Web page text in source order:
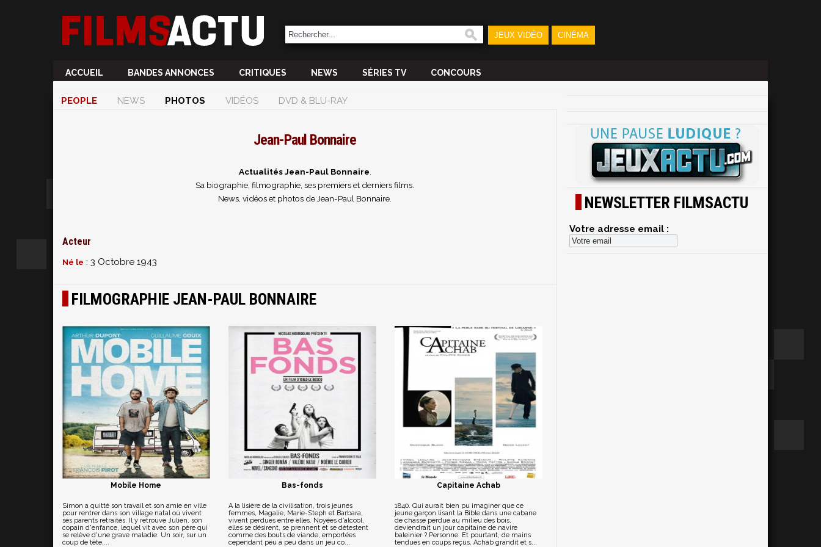
JEUX VIDÉO CINÉMA
ACCUEIL BANDES ANNONCES CRITIQUES NEWS SÉRIES TV CONCOURS
PEOPLE NEWS PHOTOS VIDÉOS DVD & BLU-RAY
Jean-Paul Bonnaire
Actualités Jean-Paul Bonnaire
Sa biographie, filmographie, ses premiers et derniers films.
News, vidéos et photos de Jean-Paul Bonnaire.
Acteur
Né le : 3 Octobre 1943
FILMOGRAPHIE JEAN-PAUL BONNAIRE
Mobile Home
Simon a quitté son travail et son amie en ville
pour rentrer dans son village natal où vivent
ses parents retraités. Il y retrouve Julien, son
copain d'enfance, lequel vit avec son père qui
se relève d'une grave maladie. Un soir, sur un
coup de tête,...
Bas-fonds
A la lisière de la civilisation, trois jeunes
femmes, Magalie, Marie-Steph et Barbara,
vivent perdues entre elles. Noyées d’alcool,
elles se désirent, se prennent et se détestent
comme des bouts de viande, emportées
cependant peu à peu dans un jeu co...
Capitaine Achab
1840. Qui aurait bien pu imaginer que ce
jeune garçon lisant la Bible dans une cabane
de chasse perdue au milieu des bois,
deviendrait un jour capitaine de navire
baleinier ? Personne. Et pourtant, de mains
tendues en coups reçus, Achab grandit et s...
NEWSLETTER FILMSACTU
Votre adresse email :